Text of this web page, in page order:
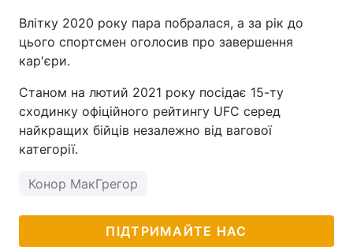
Влітку 2020 року пара побралася, а за рік до
цього спортсмен оголосив про завершення
кар'єри.
Станом на лютий 2021 року посідає 15-ту
сходинку офіційного рейтингу UFC серед
найкращих бійців незалежно від вагової
категорії.
Конор МакГрегор
ПІДТРИМАЙТЕ НАС